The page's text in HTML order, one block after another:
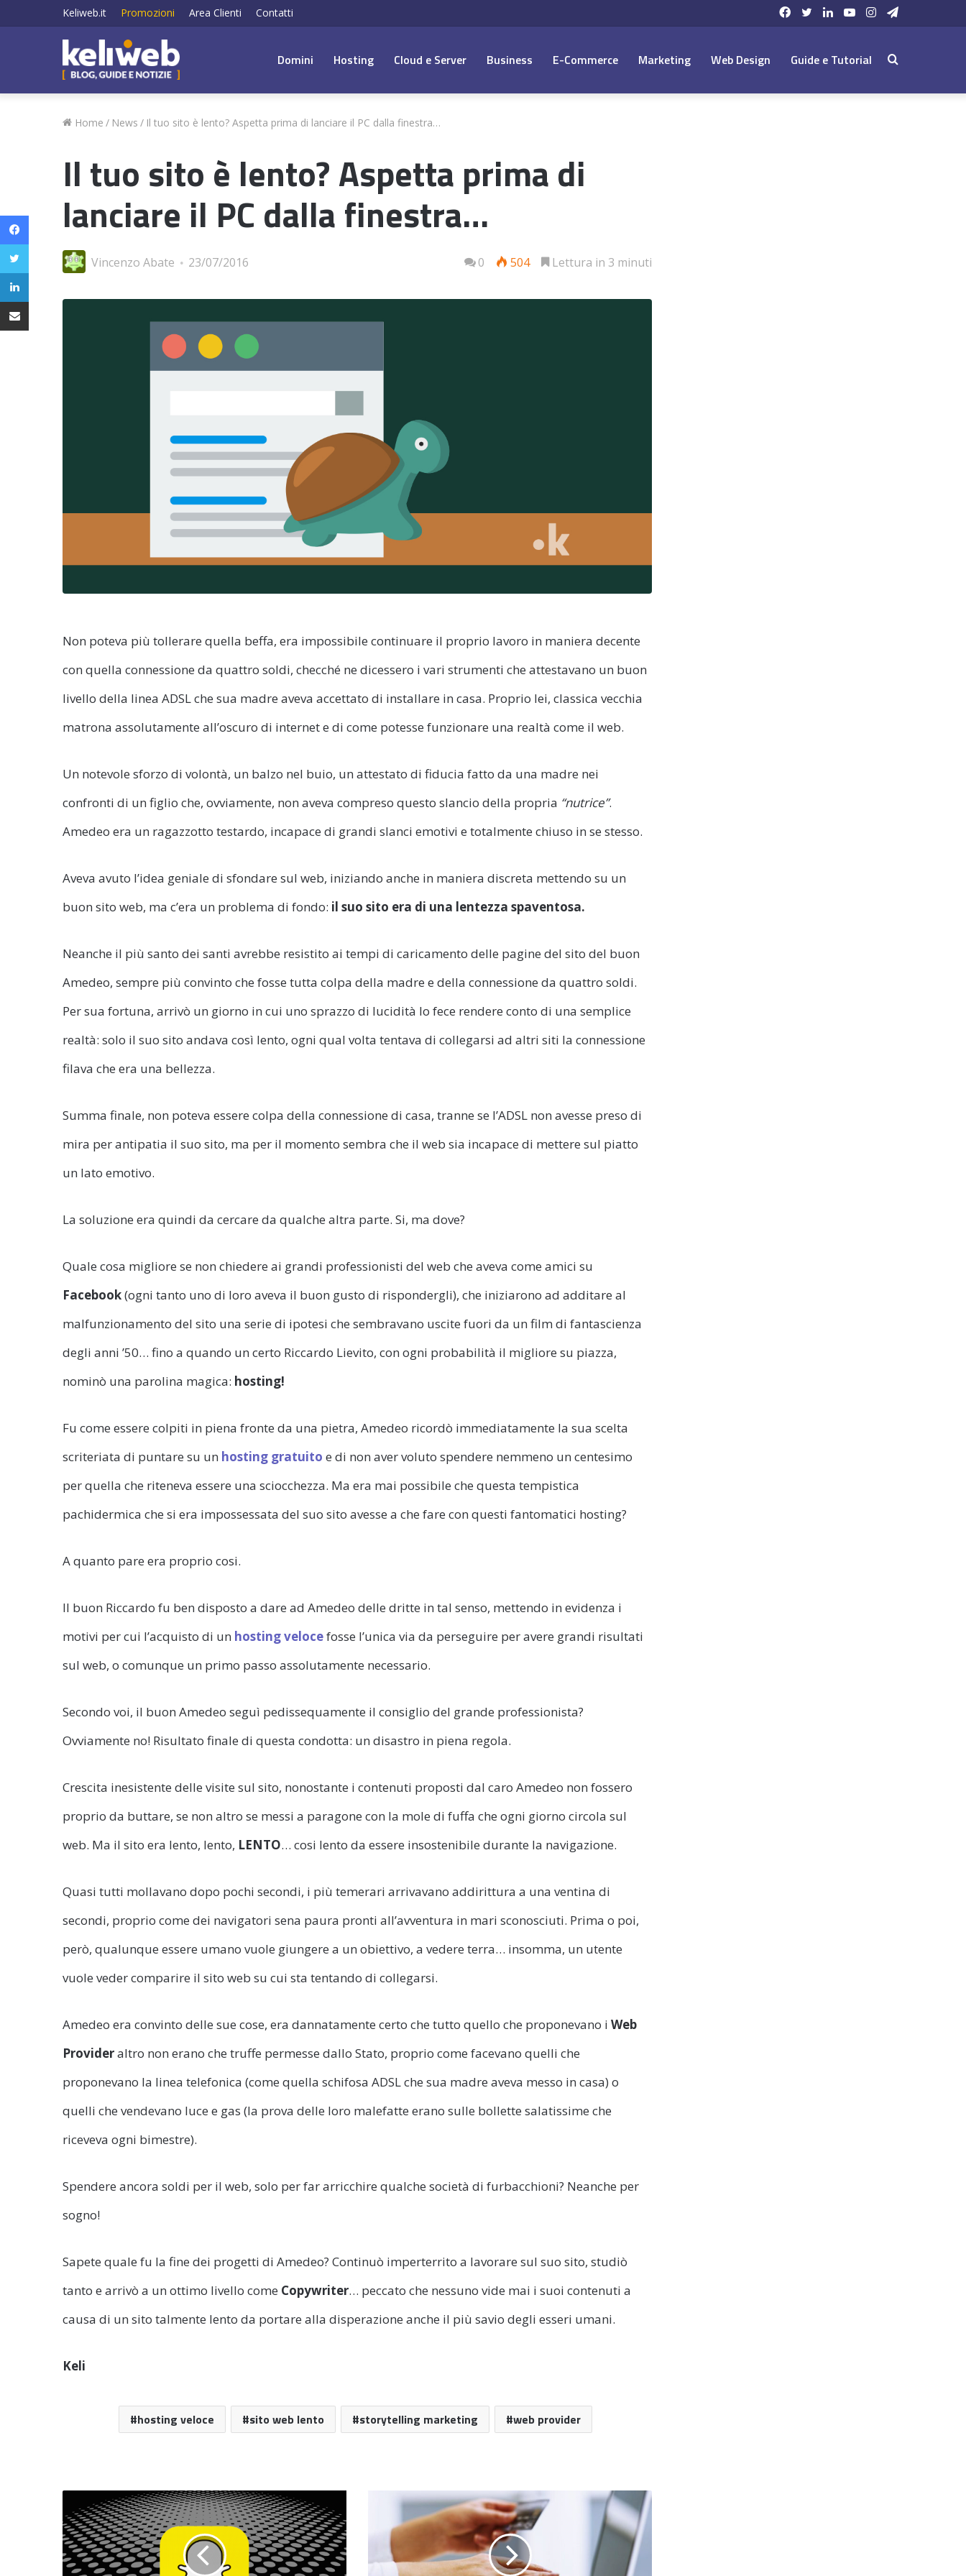
Keliweb.it Promozioni Area Clienti Contatti Telegram
Instagram
YouTube
LinkedIn
Twitter
Facebook
Domini Hosting Cloud e Server Business E-Commerce Marketing Web Design Guide e Tutorial Cerca:
Home / News / Il tuo sito è lento? Aspetta prima di lanciare il PC dalla finestra…
Il tuo sito è lento? Aspetta prima di
lanciare il PC dalla finestra…
Vincenzo Abate 23/07/2016 0 504 Lettura in 3 minuti
Non poteva più tollerare quella beffa, era impossibile continuare il proprio lavoro in maniera decente
con quella connessione da quattro soldi, checché ne dicessero i vari strumenti che attestavano un buon
livello della linea ADSL che sua madre aveva accettato di installare in casa. Proprio lei, classica vecchia
matrona assolutamente all’oscuro di internet e di come potesse funzionare una realtà come il web.
Un notevole sforzo di volontà, un balzo nel buio, un attestato di fiducia fatto da una madre nei
confronti di un figlio che, ovviamente, non aveva compreso questo slancio della propria “nutrice”.
Amedeo era un ragazzotto testardo, incapace di grandi slanci emotivi e totalmente chiuso in se stesso.
Aveva avuto l’idea geniale di sfondare sul web, iniziando anche in maniera discreta mettendo su un
buon sito web, ma c’era un problema di fondo: il suo sito era di una lentezza spaventosa.
Neanche il più santo dei santi avrebbe resistito ai tempi di caricamento delle pagine del sito del buon
Amedeo, sempre più convinto che fosse tutta colpa della madre e della connessione da quattro soldi.
Per sua fortuna, arrivò un giorno in cui uno sprazzo di lucidità lo fece rendere conto di una semplice
realtà: solo il suo sito andava così lento, ogni qual volta tentava di collegarsi ad altri siti la connessione
filava che era una bellezza.
Summa finale, non poteva essere colpa della connessione di casa, tranne se l’ADSL non avesse preso di
mira per antipatia il suo sito, ma per il momento sembra che il web sia incapace di mettere sul piatto
un lato emotivo.
La soluzione era quindi da cercare da qualche altra parte. Si, ma dove?
Quale cosa migliore se non chiedere ai grandi professionisti del web che aveva come amici su
Facebook(ogni tanto uno di loro aveva il buon gusto di rispondergli), che iniziarono ad additare al
malfunzionamento del sito una serie di ipotesi che sembravano uscite fuori da un film di fantascienza
degli anni ’50… fino a quando un certo Riccardo Lievito, con ogni probabilità il migliore su piazza,
nominò una parolina magica: hosting!
Fu come essere colpiti in piena fronte da una pietra, Amedeo ricordò immediatamente la sua scelta
scriteriata di puntare su un hosting gratuito e di non aver voluto spendere nemmeno un centesimo
per quella che riteneva essere una sciocchezza. Ma era mai possibile che questa tempistica
pachidermica che si era impossessata del suo sito avesse a che fare con questi fantomatici hosting?
A quanto pare era proprio cosi.
Il buon Riccardo fu ben disposto a dare ad Amedeo delle dritte in tal senso, mettendo in evidenza i
motivi per cui l’acquisto di un hosting velocefosse l’unica via da perseguire per avere grandi risultati
sul web, o comunque un primo passo assolutamente necessario.
Secondo voi, il buon Amedeo seguì pedissequamente il consiglio del grande professionista?
Ovviamente no! Risultato finale di questa condotta: un disastro in piena regola.
Crescita inesistente delle visite sul sito, nonostante i contenuti proposti dal caro Amedeo non fossero
proprio da buttare, se non altro se messi a paragone con la mole di fuffa che ogni giorno circola sul
web. Ma il sito era lento, lento, LENTO… cosi lento da essere insostenibile durante la navigazione.
Quasi tutti mollavano dopo pochi secondi, i più temerari arrivavano addirittura a una ventina di
secondi, proprio come dei navigatori sena paura pronti all’avventura in mari sconosciuti. Prima o poi,
però, qualunque essere umano vuole giungere a un obiettivo, a vedere terra… insomma, un utente
vuole veder comparire il sito web su cui sta tentando di collegarsi.
Amedeo era convinto delle sue cose, era dannatamente certo che tutto quello che proponevano i Web
Provideraltro non erano che truffe permesse dallo Stato, proprio come facevano quelli che
proponevano la linea telefonica (come quella schifosa ADSL che sua madre aveva messo in casa) o
quelli che vendevano luce e gas (la prova delle loro malefatte erano sulle bollette salatissime che
riceveva ogni bimestre).
Spendere ancora soldi per il web, solo per far arricchire qualche società di furbacchioni? Neanche per
sogno!
Sapete quale fu la fine dei progetti di Amedeo? Continuò imperterrito a lavorare sul suo sito, studiò
tanto e arrivò a un ottimo livello come Copywriter… peccato che nessuno vide mai i suoi contenuti a
causa di un sito talmente lento da portare alla disperazione anche il più savio degli esseri umani.
Keli
hosting veloce sito web lento storytelling marketing web provider
Facebook
Twitter
LinkedIn
Condividi via email